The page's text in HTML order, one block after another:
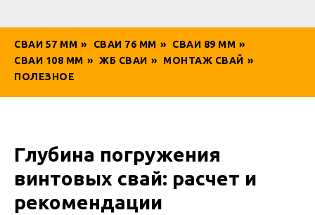
СВАИ 57 ММ » СВАИ 76 ММ » СВАИ 89 ММ »
СВАИ 108 ММ » ЖБ СВАИ » МОНТАЖ СВАЙ »
ПОЛЕЗНОЕ
Глубина погружения
винтовых свай: расчет и
рекомендации